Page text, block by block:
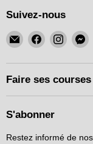
Suivez-nous
Email
KSM
Motorsports
Trouvez-
nous
sur
Facebook
nous
sur
Faire ses courses
S'abonner
Restez informé de